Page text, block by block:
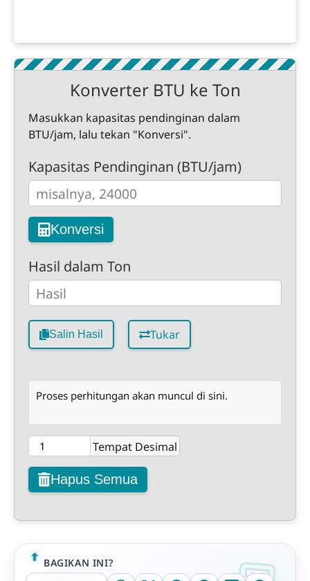
Konverter BTU ke Ton
Masukkan kapasitas pendinginan dalam
BTU/jam, lalu tekan "Konversi".
Kapasitas Pendinginan (BTU/jam)
Konversi
Hasil dalam Ton
Salin Hasil Tukar
Proses perhitungan akan muncul di sini.
Tempat Desimal
Hapus Semua
BAGIKAN INI?